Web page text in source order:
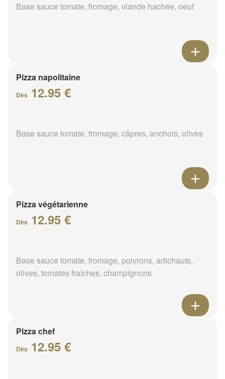
Base sauce tomate, fromage, viande hachée, oeuf
Pizza napolitaine
Dès 12.95 €
Base sauce tomate, fromage, câpres, anchois, olives
Pizza végétarienne
Dès 12.95 €
Base sauce tomate, fromage, poivrons, artichauts,
olives, tomates fraîches, champignons
Pizza chef
Dès 12.95 €